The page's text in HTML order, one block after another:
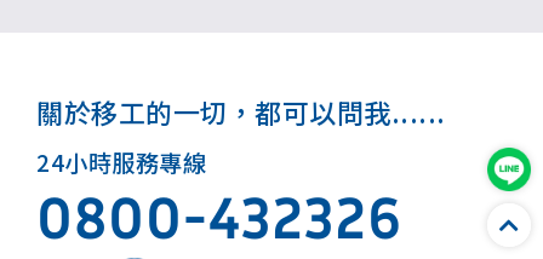
關於移工的一切，都可以問我......
24小時服務專線
0800-432326